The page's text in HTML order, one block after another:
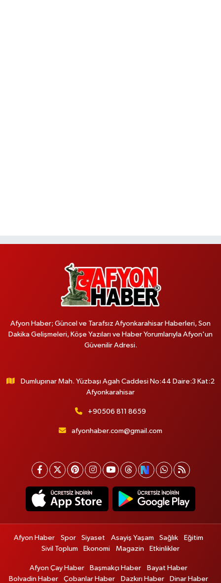
Afyon Haber; Güncel ve Tarafsız Afyonkarahisar Haberleri, Son
Dakika Gelişmeleri, Köşe Yazıları ve Haber Yorumlarıyla Afyon'un
Güvenilir Adresi.
Dumlupınar Mah. Yüzbaşı Agah Caddesi No:44 Daire:3 Kat:2
Afyonkarahisar
+90506 811 8659
afyonhaber.com@gmail.com
Afyon Haber Spor Siyaset Asayiş Yaşam Sağlık
Eğitim
Sivil Toplum
Ekonomi Magazin Etkinlikler
Afyon Çay Haber Başmakçı Haber
Bayat Haber
Bolvadin Haber
Çobanlar Haber Dazkırı Haber Dinar Haber